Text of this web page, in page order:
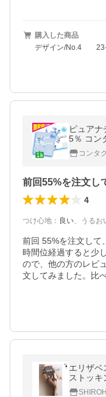
購入した商品
デザイン/No.4
ピュア
5％ コン
販 ピュ
定期便
コンタ
4
つけ心地 ： 良い、 うるお
前回 55%を注文して
時間位経過すると少
ので、他の方のレビ
文してみました。比
エリザベ
ストッキ